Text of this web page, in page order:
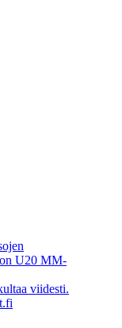
viidesti.